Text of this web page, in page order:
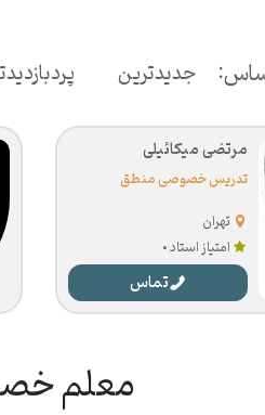
جدیدترین
مرتضی میکائیلی
تدریس خصوصی منطق
تهران
امتیاز استاد 0
تماس
معلم